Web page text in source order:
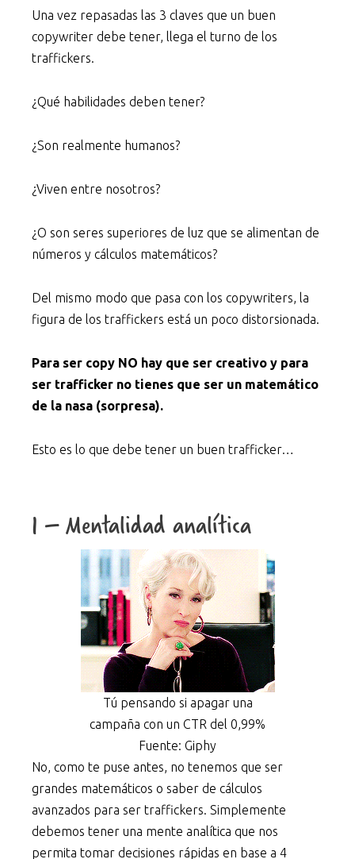
Una vez repasadas las 3 claves que un buen
copywriter debe tener, llega el turno de los
traffickers.
¿Qué habilidades deben tener?
¿Son realmente humanos?
¿Viven entre nosotros?
¿O son seres superiores de luz que se alimentan de
números y cálculos matemáticos?
Del mismo modo que pasa con los copywriters, la
figura de los traffickers está un poco distorsionada.
Para ser copy NO hay que ser creativo y para
ser trafficker no tienes que ser un matemático
de la nasa (sorpresa).
Esto es lo que debe tener un buen trafficker…
1 – Mentalidad analítica
Tú pensando si apagar una
campaña con un CTR del 0,99%
Fuente: Giphy
No, como te puse antes, no tenemos que ser
grandes matemáticos o saber de cálculos
avanzados para ser traffickers. Simplemente
debemos tener una mente analítica que nos
permita tomar decisiones rápidas en base a 4